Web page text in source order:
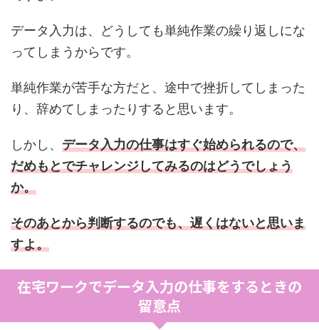
データ入力は、どうしても単純作業の繰り返しにな
ってしまうからです。
単純作業が苦手な方だと、途中で挫折してしまった
り、辞めてしまったりすると思います。
しかし、 データ入力の仕事はすぐ始められるので、
だめもとでチャレンジしてみるのはどうでしょう
か。
そのあとから判断するのでも、遅くはないと思いま
すよ。
在宅ワークでデータ入力の仕事をするときの
留意点